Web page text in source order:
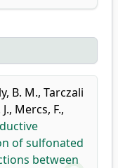
B. M., Tarczali
, Mercs, F.,
of sulfonated
between